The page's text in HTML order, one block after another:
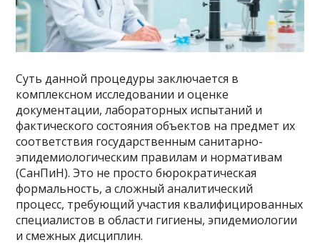
Суть данной процедуры заключается в
комплексном исследовании и оценке
документации, лабораторных испытаний и
фактического состояния объектов на предмет их
соответствия государственным санитарно-
эпидемиологическим правилам и нормативам
(СанПиН). Это не просто бюрократическая
формальность, а сложный аналитический
процесс, требующий участия квалифицированных
специалистов в области гигиены, эпидемиологии
и смежных дисциплин.